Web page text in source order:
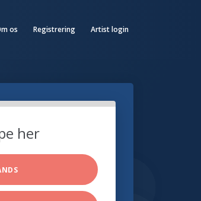
os Registrering Artist login
her